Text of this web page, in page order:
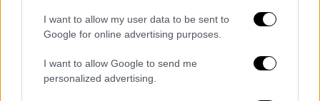
I want to allow my user data to be sent to
Google for online advertising purposes.
I want to allow Google to send me
personalized advertising.
Justin Henry: Ο νεότερος υποψήφιος
για Όσκαρ σε ανταγωνιστική